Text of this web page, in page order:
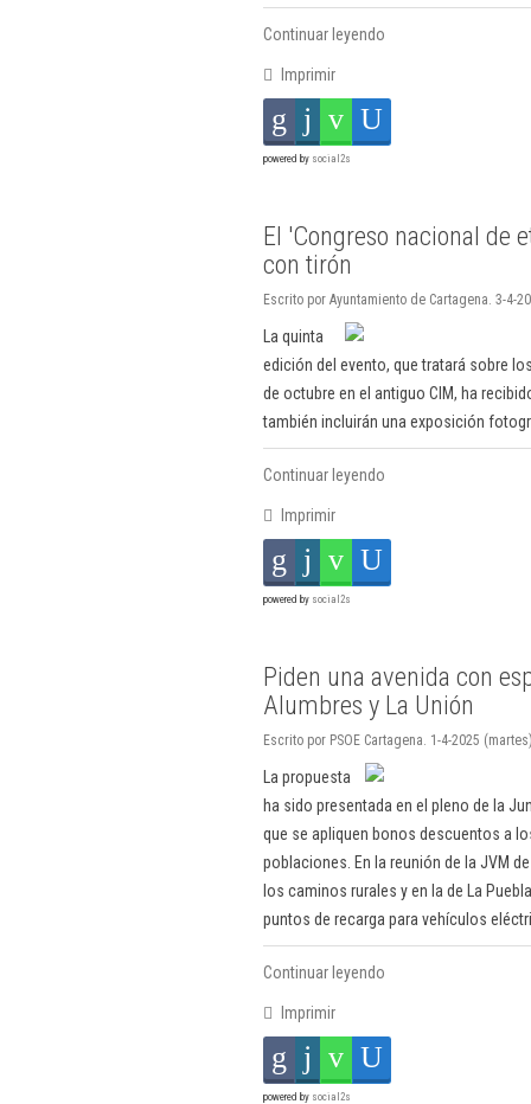
Continuar leyendo
Imprimir
powered by social2s
El 'Congreso nacional de
con tirón
Escrito por Ayuntamiento de Cartagena. 3-4-
La quinta
edición del evento, que tratará sobre
de octubre en el antiguo CIM, ha
también incluirán una exposición
Continuar leyendo
Imprimir
powered by social2s
Piden una avenida con
Alumbres y La Unión
Escrito por PSOE Cartagena. 1-4-2025
La propuesta
ha sido presentada en el pleno de la
que se apliquen bonos descuentos a
poblaciones. En la reunión de la JVM
los caminos rurales y en la de La
puntos de recarga para vehículos
Continuar leyendo
Imprimir
powered by social2s